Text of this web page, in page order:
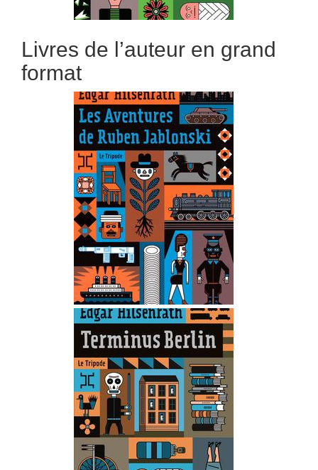
Livres de l’auteur en grand
format